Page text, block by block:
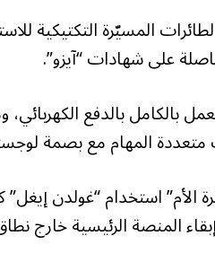
المسيّرة التكتيكية
على شهادات “آيزو”.
بالكامل بالدفع
المهام مع بصمة
الأم” استخدام “غولدن
المنصة الرئيسية خارج